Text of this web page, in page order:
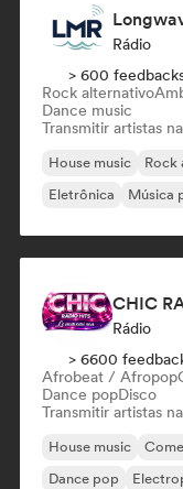
Rádio
> 600
Rock alternativo
Dance music
Transmitir artistas
House music Rock
Eletrônica
Música
CHIC
Rádio
> 6600
Afrobeat / Afropop
Dance popDisco
Transmitir artistas
House music
Dance pop